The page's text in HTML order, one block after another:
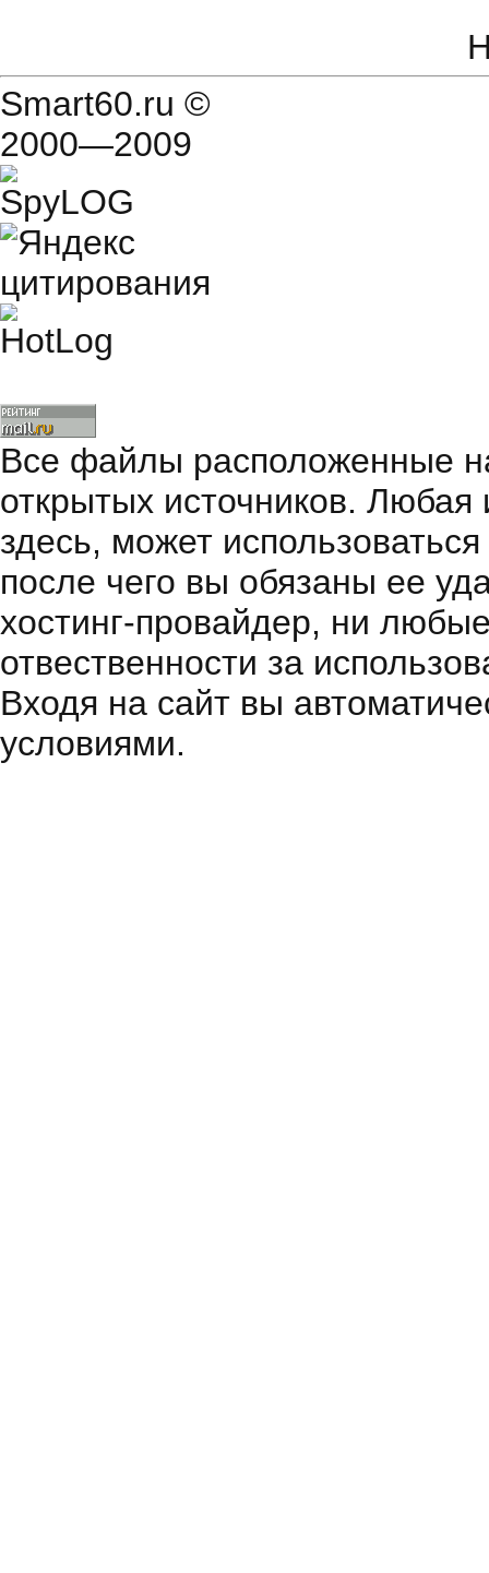
Smart60.ru ©
2000—2009
Все файлы расположенные
открытых источников.
здесь, может
после чего вы обязаны ее
хостинг-провайдер, ни
отвественности за
Входя на сайт вы
условиями.